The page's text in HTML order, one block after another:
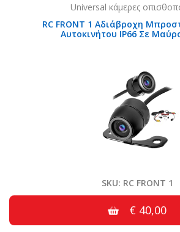
Universal κάμερες
RC FRONT 1 Αδιάβροχη
Αυτοκινήτου IP66 Σε
SKU: RC FRONT 1
€ 40,00